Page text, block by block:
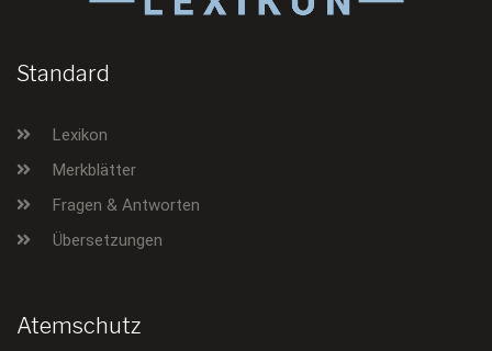
Standard
Lexikon
Merkblätter
Fragen & Antworten
Übersetzungen
Atemschutz